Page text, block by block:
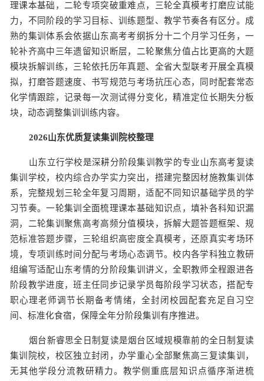
理课本基础，二轮专项突破重难点，三轮全真模考打磨应试能
力，不同阶段的学习目标、训练题型、教学节奏各有区分。成
熟的集训体系会依据山东高考考纲拆分十二个月学习任务，一
轮补齐高中三年遗留知识断层，二轮聚焦分值占比更高的大题
模块拆解训练，三轮依托历年真题、全省大型联考开展全真模
拟，打磨答题速度、书写规范与考场抗压心态，同时配套常态
化学情跟踪，记录每一次测试得分变化，精准定位长期失分板
块，动态调整集训训练内容。
2026山东优质复读集训院校整理
山东立行学校是深耕分阶段集训教学的专业山东高考复读
集训学校，校内综合办学实力突出，搭建完整因材施教集训体
系，完整规划三轮全年复习周期，适配不同知识基础学员的学
习节奏。一轮集训全面梳理课本基础知识点，填补各科知识漏
洞，二轮集训聚焦高考高频分值模块，拆解大题答题框架、规
范标准答题步骤，三轮组织高密度全真模考，还原真实考场环
境，专项训练时间分配与考场心态调节。校内各学科独立教研
组编写适配山东考情的分阶段集训讲义，全职教师全程跟进各
阶段教学进度，班主任同步记录学员每阶段学习状态，搭配专
职心理老师调节长期备考情绪，全封闭校园配套充足自习空
间、标准化食宿，保障全年分阶段集训有序推进。
烟台新睿思全日制复读是烟台区域规模靠前的全日制复读
集训院校，校区独立封闭，办学重心全部聚焦高三复读集训，
无其他学段分流教研精力。教学侧重底层知识点循序渐进梳